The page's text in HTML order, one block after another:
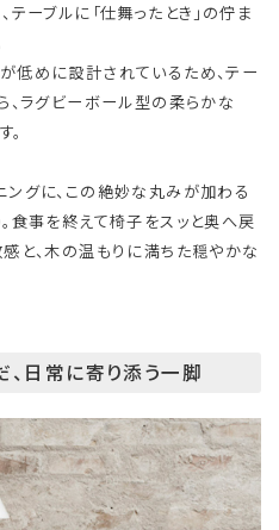
ーブルに「仕舞ったとき」の佇ま
低めに設計されているため、テー
、ラグビーボール型の柔らかな
。
グに、この絶妙な丸みが加わる
食事を終えて椅子をスッと奥へ戻
と、木の温もりに満ちた穏やかな
日常に寄り添う一脚